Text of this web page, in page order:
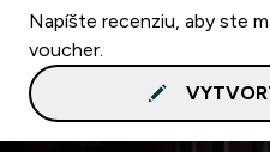
Napíšte recenziu, aby ste
voucher.